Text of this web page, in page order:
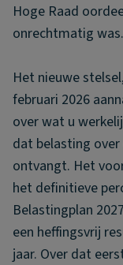
Hoge Raad
onrechtmatig was.
Het nieuwe
februari 2026
over wat u
dat belasting
ontvangt. Het
het definitieve
Belastingplan
een heffingsvrij
jaar. Over dat